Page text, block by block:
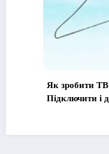
Як зробити ТВ
Підключити і